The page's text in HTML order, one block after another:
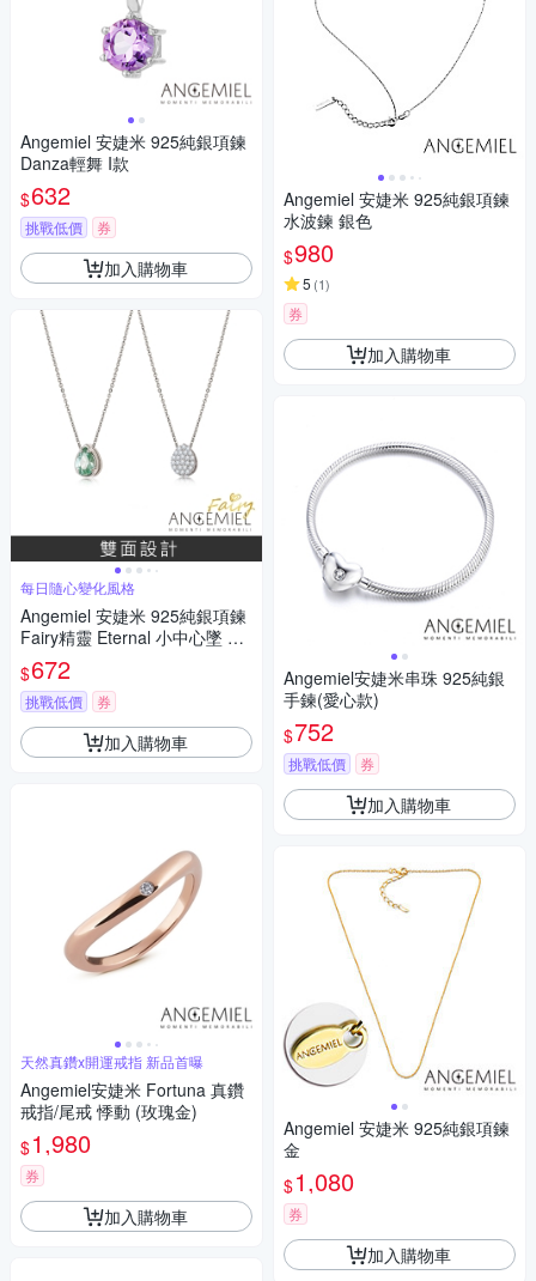
Angemiel 安婕米 925純銀項鍊
Danza輕舞 I款
$632
挑戰低價 券
加入購物車
每日隨心變化風格
Angemiel 安婕米 925純銀項鍊
Fairy精靈 Eternal 小中心墜 綠
鑽滿鑽
$672
挑戰低價 券
加入購物車
天然真鑽x開運戒指 新品首曝
Angemiel安婕米 Fortuna 真鑽
戒指/尾戒 悸動 (玫瑰金)
$1,980
券
加入購物車
Angemiel 安婕米 925純銀項鍊
水波鍊 銀色
$980
5 (1)
券
加入購物車
Angemiel安婕米串珠 925純銀
手鍊(愛心款)
$752
挑戰低價 券
加入購物車
Angemiel 安婕米 925純銀項鍊
金
$1,080
券
加入購物車